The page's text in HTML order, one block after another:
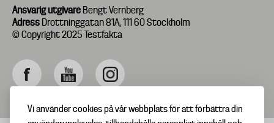
Vi använder cookies på vår webbplats för att förbättra din
Ansvarig utgivare Bengt Vernberg
Adress Drottninggatan 81A, 111 60 Stockholm
© Copyright 2025 Testfakta